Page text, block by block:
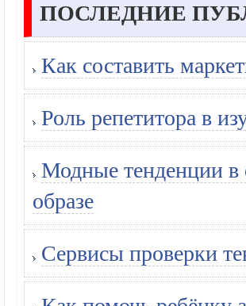
ПОСЛЕДНИЕ
Как составить
Роль репетитора в
Модные тенденции в
образе
Сервисы проверки